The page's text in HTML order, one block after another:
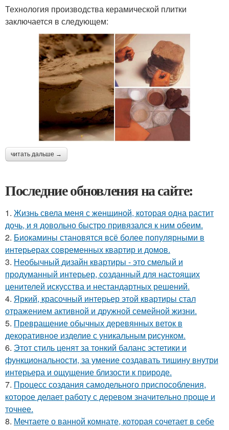
Технология производства керамической плитки
заключается в следующем:
читать дальше →
Последние обновления на сайте:
1. Жизнь свела меня с женщиной, которая одна растит
дочь, и я довольно быстро привязался к ним обеим.
2. Биокамины становятся всё более популярными в
интерьерах современных квартир и домов.
3. Необычный дизайн квартиры - это смелый и
продуманный интерьер, созданный для настоящих
ценителей искусства и нестандартных решений.
4. Яркий, красочный интерьер этой квартиры стал
отражением активной и дружной семейной жизни.
5. Превращение обычных деревянных веток в
декоративное изделие с уникальным рисунком.
6. Этот стиль ценят за тонкий баланс эстетики и
функциональности, за умение создавать тишину внутри
интерьера и ощущение близости к природе.
7. Процесс создания самодельного приспособления,
которое делает работу с деревом значительно проще и
точнее.
8. Мечтаете о ванной комнате, которая сочетает в себе